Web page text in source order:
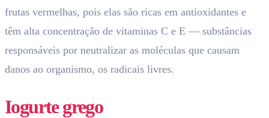
frutas vermelhas, pois elas são ricas em antioxidantes e
têm alta concentração de vitaminas C e E — substâncias
responsáveis por neutralizar as moléculas que causam
danos ao organismo, os radicais livres.
Iogurte grego